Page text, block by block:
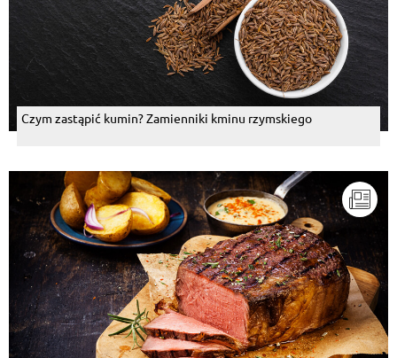
Czym zastąpić kumin? Zamienniki kminu rzymskiego